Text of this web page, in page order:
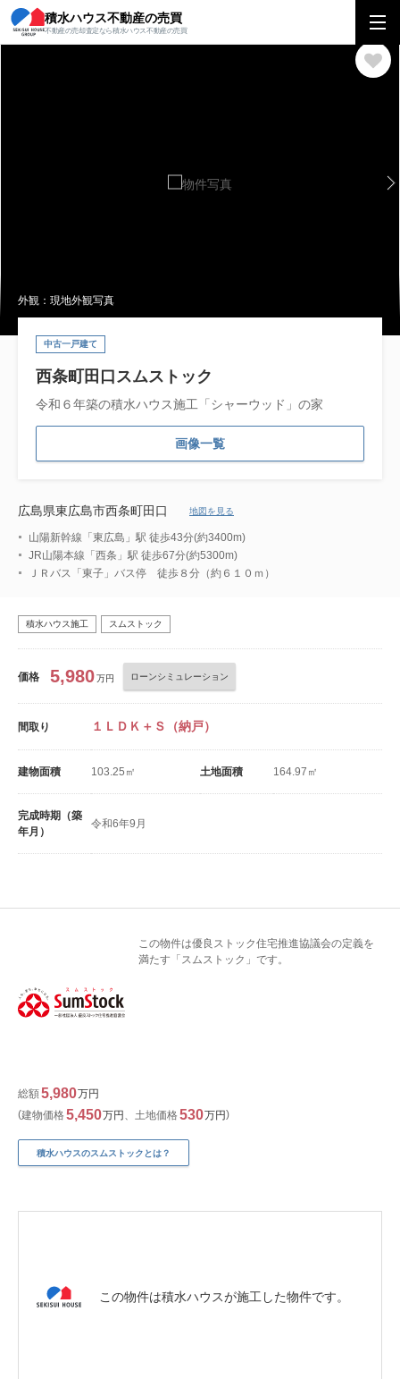
積水ハウス不動産の売買
不動産の売却査定なら積水ハウス不動産の売買
積水ハウス不動産の売買 中四国エリア 東広島市
中古一戸建て
西条町田口スムストック
令和６年築の積水ハウス施工「シャーウッド」の家
画像一覧
外観：現地外観写真
広島県東広島市西条町田口 地図を見る
山陽新幹線「東広島」駅 徒歩43分(約3400m)
JR山陽本線「西条」駅 徒歩67分(約5300m)
ＪＲバス「東子」バス停 徒歩８分（約６１０ｍ）
積水ハウス施工 スムストック
価格 5,980万円 ローンシミュレーション
間取り １ＬＤＫ＋Ｓ（納戸）
建物面積 103.25㎡ 土地面積 164.97㎡
完成時期（築
年月）
令和6年9月
この物件は優良ストック住宅推進協議会の定義を
満たす「スムストック」です。
総額5,980万円
建物価格5,450万円 、土地価格530万円
積水ハウスのスムストックとは？
この物件は積水ハウスが施工した物件です。